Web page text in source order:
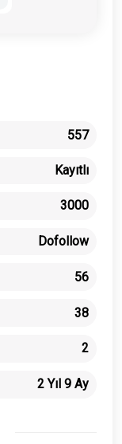
557
Kayıtlı
3000
Dofollow
56
38
2
2 Yıl 9 Ay